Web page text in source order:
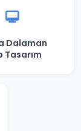
Dalaman
Tasarım